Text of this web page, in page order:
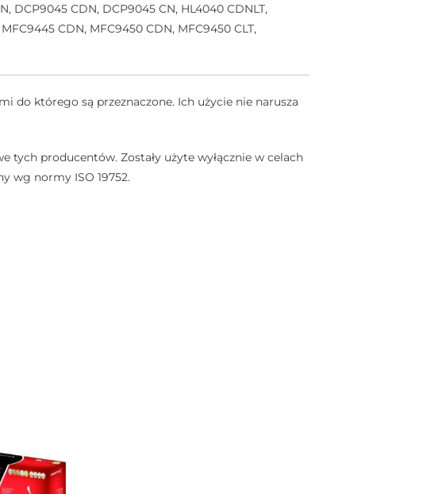
DCP9045 CDN, DCP9045 CN, HL4040 CDNLT,
CDN, MFC9450 CDN, MFC9450 CLT,
do którego są przeznaczone. Ich użycie nie narusza
producentów. Zostały użyte wyłącznie w celach
wg normy ISO 19752.